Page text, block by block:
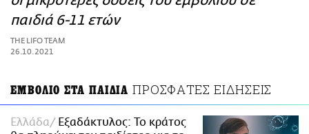
ΑΜΠΑ
PRINT
παιδιά 6-11 ετών
THE LIFO TEAM
26.10.2021
ΕΜΒΟΛΙΟ ΣΤΑ ΠΑΙΔΙΑ ΠΡΟΣΦΑΤΕΣ ΕΙΔΗΣΕΙΣ
Ελλάδα
Εξαδάκτυλος: Το κράτος